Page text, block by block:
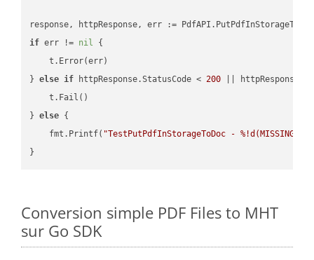
if err != nil {
    t.Error(err)
} else if httpResponse.StatusCode < 200 ||
    t.Fail()
} else {
    fmt.Printf(
"TestPutPdfInStorageToDoc - %!d(MISSING)\n"
Conversion simple PDF Files to MHT
sur Go SDK